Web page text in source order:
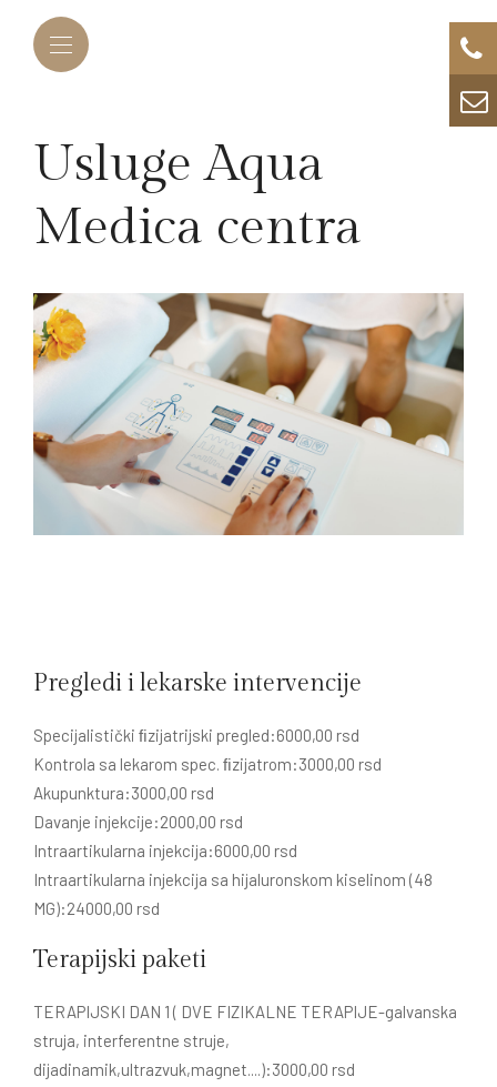
Usluge Aqua
Medica centra
Pregledi i lekarske intervencije
Specijalistički ﬁzijatrijski pregled:6000,00 rsd
Kontrola sa lekarom spec. ﬁzijatrom:3000,00 rsd
Akupunktura:3000,00 rsd
Davanje injekcije:2000,00 rsd
Intraartikularna injekcija:6000,00 rsd
Intraartikularna injekcija sa hijaluronskom kiselinom (48
MG):24000,00 rsd
Terapijski paketi
TERAPIJSKI DAN 1 ( DVE FIZIKALNE TERAPIJE-galvanska
struja, interferentne struje,
dijadinamik,ultrazvuk,magnet....):3000,00 rsd